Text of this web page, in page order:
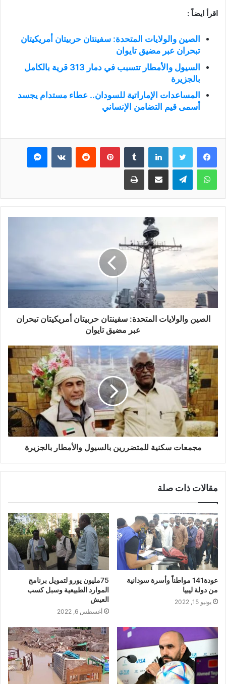
اقرأ ايضاً :
الصين والولايات المتحدة: سفينتان حربيتان أمريكيتان
تبحران عبر مضيق تايوان
السيول والأمطار تتسبب في دمار 313 قرية بالكامل
بالجزيرة
المساعدات الإماراتية للسودان.. عطاء مستدام يجسد
أسمى قيم التضامن الإنساني
فيسبوك تويتر لينكدإن بينتيريست ماسنجر
واتساب تيلقرام مشاركة عبر البريد طباعة
الصين والولايات المتحدة: سفينتان حربيتان أمريكيتان تبحران
عبر مضيق تايوان
مجمعات سكنية للمتضررين بالسيول والأمطار بالجزيرة
مقالات ذات صلة
عودة141 مواطناً وأسرة سودانية
من دولة ليبيا
يونيو 15, 2022
75مليون يورو لتمويل برنامج
الموارد الطبيعية وسبل كسب
العيش
أغسطس 6, 2022